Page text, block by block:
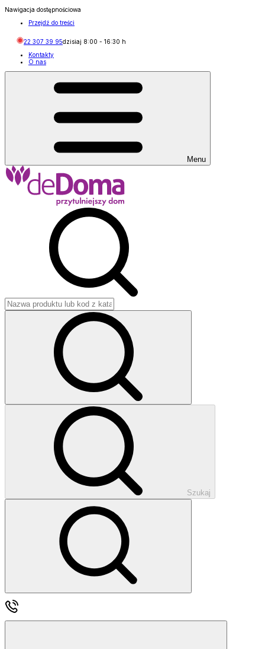
Nawigacja dostępnościowa
Przejdź do treści
22 307 39 95dzisiaj 8:00 - 16:30 h
Kontakty
O nas
Menu
Szukaj